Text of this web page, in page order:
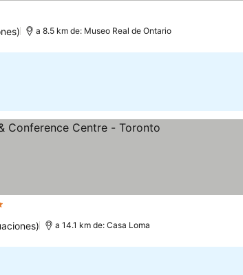
a 8.5 km de: Museo Real de Ontario
a 14.1 km de: Casa Loma